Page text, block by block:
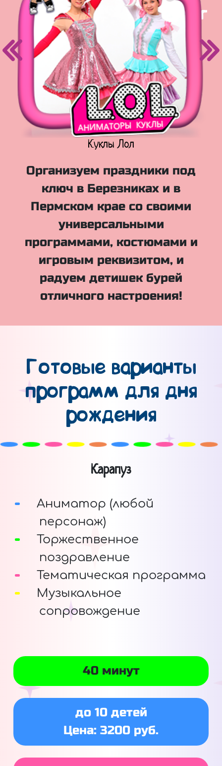
Куклы Лол
Организуем праздники под
ключ в Березниках и в
Пермском крае со своими
универсальными
программами, костюмами и
игровым реквизитом, и
радуем детишек бурей
отличного настроения!
Готовые варианты
программ для дня
рождения
Карапуз
Аниматор (любой
персонаж)
Торжественное
поздравление
Тематическая программа
Музыкальное
сопровождение
40 минут
до 10 детей
Цена: 3200 руб.